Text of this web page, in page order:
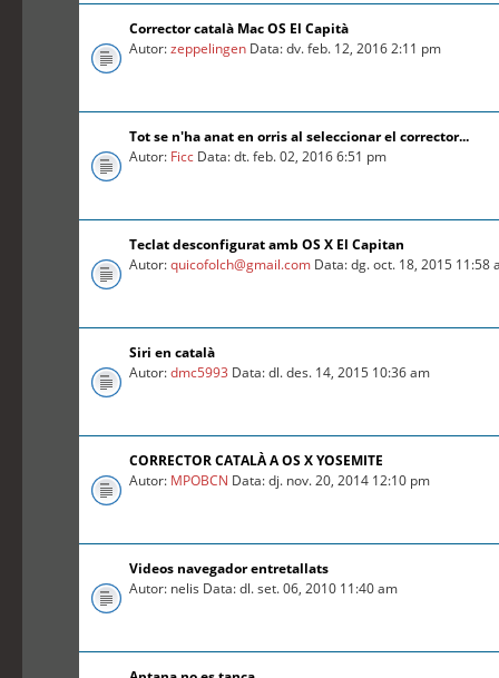
Corrector català Mac OS El Capità
Autor:zeppelingen Data: dv. feb. 12, 2016 2:11 pm
Tot se n'ha anat en orris al seleccionar el corrector...
Autor: Ficc Data: dt. feb. 02, 2016 6:51 pm
Teclat desconfigurat amb OS X El Capitan
Autor:quicofolch@gmail.com Data: dg. oct. 18, 2015 11:58
Siri en català
Autor:dmc5993 Data: dl. des. 14, 2015 10:36 am
CORRECTOR CATALÀ A OS X YOSEMITE
Autor: MPOBCN Data: dj. nov. 20, 2014 12:10 pm
Videos navegador entretallats
Autor: nelis Data: dl. set. 06, 2010 11:40 am